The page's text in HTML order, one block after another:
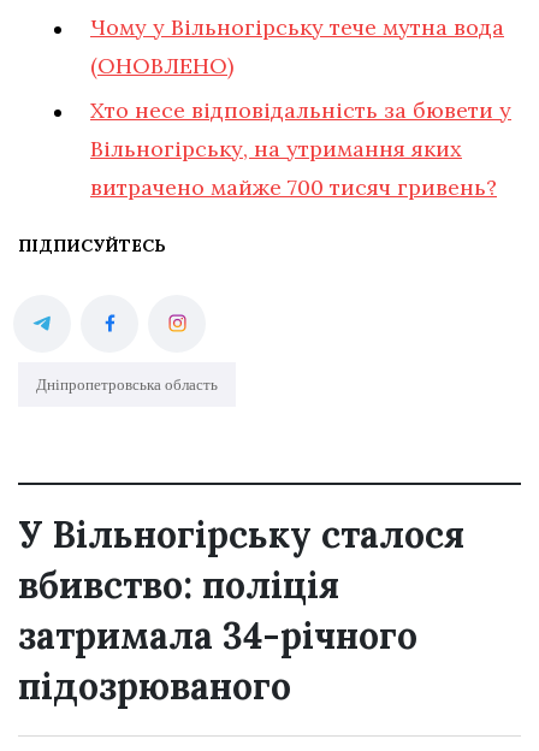
Чому у Вільногірську тече мутна вода
(ОНОВЛЕНО)
Хто несе відповідальність за бювети у
Вільногірську, на утримання яких
витрачено майже 700 тисяч гривень?
ПІДПИСУЙТЕСЬ
Дніпропетровська область
У Вільногірську сталося
вбивство: поліція
затримала 34-річного
підозрюваного